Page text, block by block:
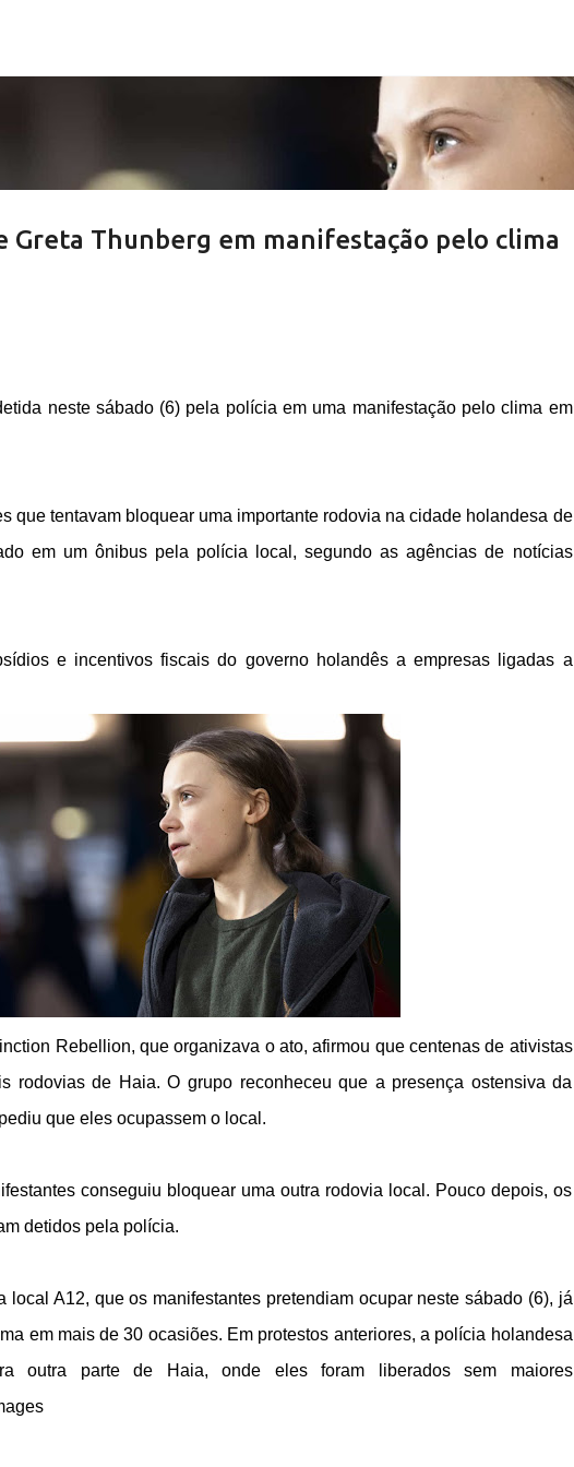
Greta Thunberg em manifestação pelo clima
neste sábado (6) pela polícia em uma manifestação pelo clima em
que tentavam bloquear uma importante rodovia na cidade holandesa de
em um ônibus pela polícia local, segundo as agências de notícias
e incentivos fiscais do governo holandês a empresas ligadas a
Rebellion, que organizava o ato, afirmou que centenas de ativistas
rodovias de Haia. O grupo reconheceu que a presença ostensiva da
que eles ocupassem o local.
conseguiu bloquear uma outra rodovia local. Pouco depois, os
detidos pela polícia.
local A12, que os manifestantes pretendiam ocupar neste sábado (6), já
em mais de 30 ocasiões. Em protestos anteriores, a polícia holandesa
outra parte de Haia, onde eles foram liberados sem maiores